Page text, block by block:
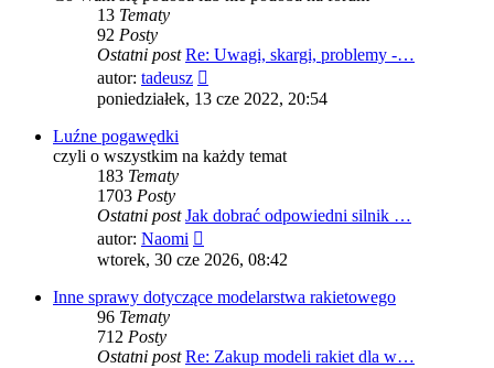
13 Tematy
92 Posty
Ostatni post Re: Uwagi, skargi, problemy -…
autor: tadeusz
najnowszy
poniedziałek, 13 cze 2022, 20:54
Luźne pogawędki
czyli o wszystkim na każdy temat
183 Tematy
1703 Posty
Ostatni post Jak dobrać odpowiedni silnik …
autor: Naomi
najnowszy
wtorek, 30 cze 2026, 08:42
Inne sprawy dotyczące modelarstwa rakietowego
96 Tematy
712 Posty
Ostatni post Re: Zakup modeli rakiet dla w…